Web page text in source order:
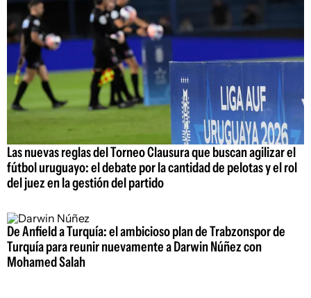
Las nuevas reglas del Torneo Clausura que buscan agilizar el
fútbol uruguayo: el debate por la cantidad de pelotas y el rol
del juez en la gestión del partido
De Anfield a Turquía: el ambicioso plan de Trabzonspor de
Turquía para reunir nuevamente a Darwin Núñez con
Mohamed Salah